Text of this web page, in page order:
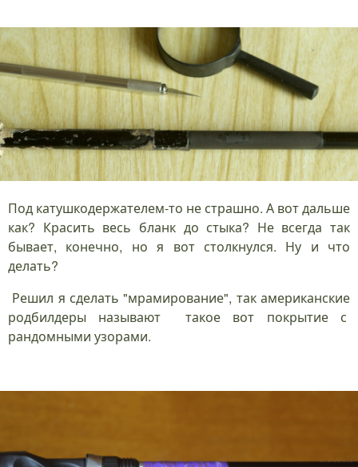
Под катушкодержателем-то не страшно. А вот дальше
как? Красить весь бланк до стыка? Не всегда так
бывает, конечно, но я вот столкнулся. Ну и что
делать?
Решил я сделать "мрамирование", так американские
родбилдеры называют такое вот покрытие с
рандомными узорами.